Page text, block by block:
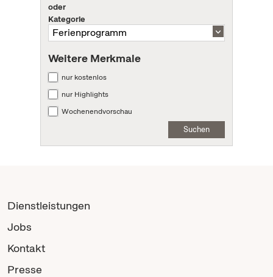
oder
Kategorie
Weitere Merkmale
nur kostenlos
nur Highlights
Wochenendvorschau
Suchen
Dienstleistungen
Jobs
Kontakt
Presse